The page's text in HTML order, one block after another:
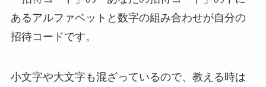
あるアルファベットと数字の組み合わせが自分の
招待コードです。
小文字や大文字も混ざっているので、教える時は